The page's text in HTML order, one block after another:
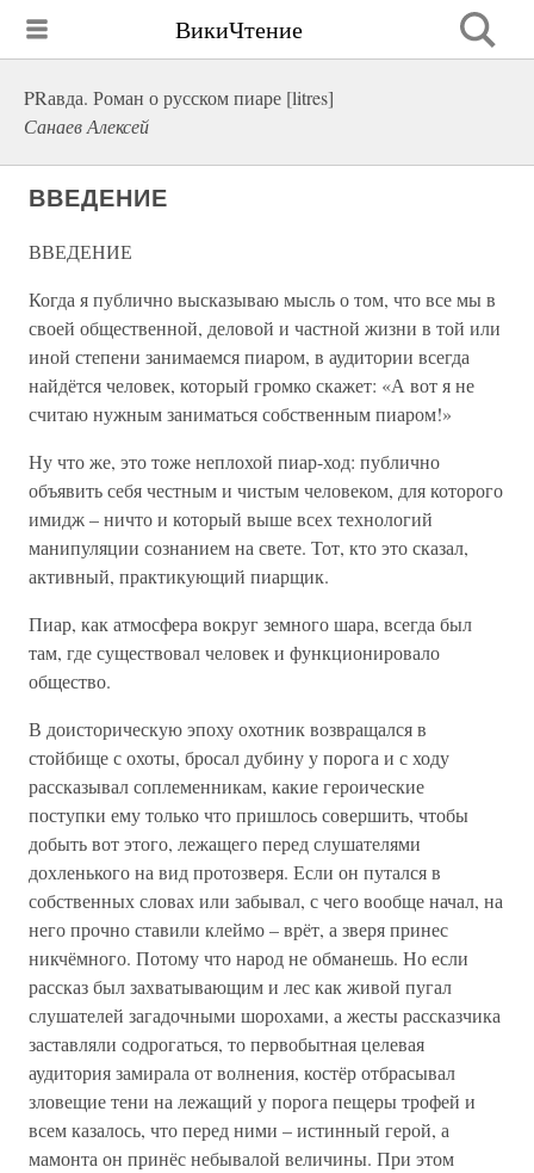
ВикиЧтение
PRавда. Роман о русском пиаре [litres]
Санаев Алексей
ВВЕДЕНИЕ
ВВЕДЕНИЕ
Когда я публично высказываю мысль о том, что все мы в
своей общественной, деловой и частной жизни в той или
иной степени занимаемся пиаром, в аудитории всегда
найдётся человек, который громко скажет: «А вот я не
считаю нужным заниматься собственным пиаром!»
Ну что же, это тоже неплохой пиар-ход: публично
объявить себя честным и чистым человеком, для которого
имидж – ничто и который выше всех технологий
манипуляции сознанием на свете. Тот, кто это сказал,
активный, практикующий пиарщик.
Пиар, как атмосфера вокруг земного шара, всегда был
там, где существовал человек и функционировало
общество.
В доисторическую эпоху охотник возвращался в
стойбище с охоты, бросал дубину у порога и с ходу
рассказывал соплеменникам, какие героические
поступки ему только что пришлось совершить, чтобы
добыть вот этого, лежащего перед слушателями
дохленького на вид протозверя. Если он путался в
собственных словах или забывал, с чего вообще начал, на
него прочно ставили клеймо – врёт, а зверя принес
никчёмного. Потому что народ не обманешь. Но если
рассказ был захватывающим и лес как живой пугал
слушателей загадочными шорохами, а жесты рассказчика
заставляли содрогаться, то первобытная целевая
аудитория замирала от волнения, костёр отбрасывал
зловещие тени на лежащий у порога пещеры трофей и
всем казалось, что перед ними – истинный герой, а
мамонта он принёс небывалой величины. При этом